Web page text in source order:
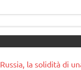
Russia, la solidità di